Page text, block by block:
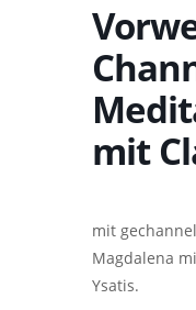
mit
mit
Magdalena
Ysatis.